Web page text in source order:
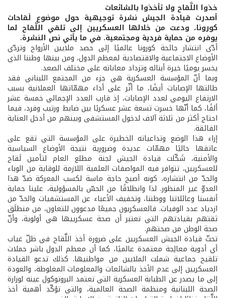
خذوا اللَّقاح ولا تأخذوا بالشائعات
أصدرت قيادة الجيش نشرة توجيهية حول موضوع لَقاحات
كورونا، ودعت من خلالها العسكريين إلى تلقي اللَّقاح لما
يوفره من حماية فردية ومجتمعية. في ما يأتي نص النشرة.
أدّى انتشار جائحة كورونا عالميًا إلى حصد ملايين الأرواح وتردّي
الأوضاع الاجتماعية والاقتصادية لمعظم الدول، ومن بينها وطننا الذي
يخسر يوميًا خيرة أبنائه وتزداد معاناته على مختلف الصعد.
وبما أنّ المؤسسة العسكرية هي جزء من المجتمع اللبناني فقد
طالتها الإصابات أيضًا، ما أثّر على أداء مهمّاتها العملانية بسبب
الارتفاع اليومي لعدد الإصابات، إذ قارب العدد الإجمالي خمسة عشر
ألفًا، كما أنّها خسرت تسعة عشر عسكريًا بين ضابط ورتيب وفرد، فيما
احتاج أكثر من ثلاثة آلاف لدخول المستشفى وبينهم من أدخل العناية
الفائقة.
إزاء هذا الوضع وتداعياته الخطيرة على المؤسسة التي تقع على
عاتقها حاليًا مهمّات عديدة وضرورية نتيجة الأوضاع السياسية
والأمنية، شَكّلت قيادة الجيش لجنة مطلع العام لتأمين لَقاح
للعسكريين، تتوافر فيه المواصفات العلمية اللازمة للوقاية من الوباء
والحدّ من انتشاره، كونه أصبح حاجة ماسة لكسب المعركة ضدّ هذا
العدوّ غير المنظور. لذا وانطلاقًا من الحسّ بالمسؤولية، علينا حماية
أنفسنا وعائلاتنا ووطننا، وتخفيف الأعباء عن المستشفيات والحدّ من
ازدياد عدد الوفيات. فالعسكريون جميعًا مدعوون للتعاون، من منطلَق
ثقتهم بقيادتهم التي تعتبر أن صحة عسكرييها هي أولوية، وأنّ
صحة الوطن من صحتهم.
تحثّ قيادة الجيش العسكريين على ضرورة أخذ اللَّقاح في ظلّ غياب
أي أدوية معالِجة معتمدة عالميًا، كما أن معظم الدول باشر حملات
تلقيح جماعية شملت الملايين من مواطنيها. كذلك تدعو القيادة
العسكريين إلى عدم الأخذ بالشائعات والمعلومات المغلوطة، والعودة
إلى ما يصدر عن الطبابة العسكرية التي تعتمد البروتوكول عينه لوزارة
الصحة اللبنانية ومنظمة الصحة العالمية، والتي تؤكّد أهمية أخذ